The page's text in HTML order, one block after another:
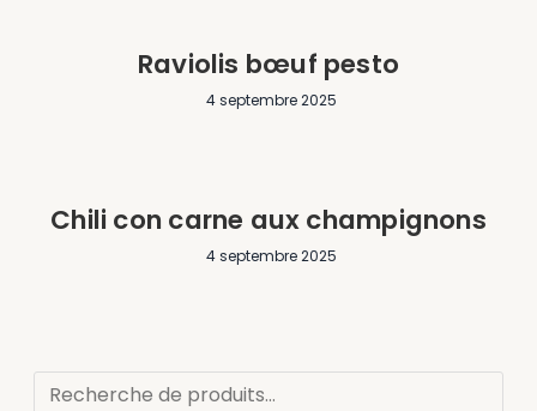
Raviolis bœuf pesto
4 septembre 2025
Chili con carne aux champignons
4 septembre 2025